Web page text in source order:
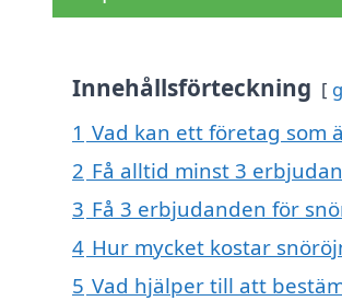
Innehållsförteckning
1 Vad kan ett företag som
2 Få alltid minst 3
3 Få 3 erbjudanden för
4 Hur mycket kostar
5 Vad hjälper till att